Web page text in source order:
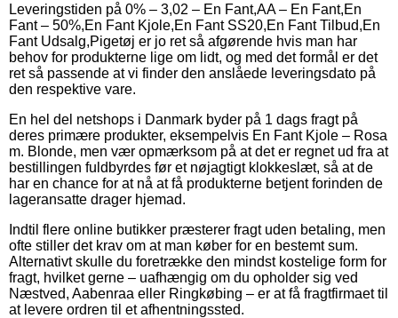
Leveringstiden på 0% – 3,02 – En Fant,AA – En Fant,En
Fant – 50%,En Fant Kjole,En Fant SS20,En Fant Tilbud,En
Fant Udsalg,Pigetøj er jo ret så afgørende hvis man har
behov for produkterne lige om lidt, og med det formål er det
ret så passende at vi finder den anslåede leveringsdato på
den respektive vare.
En hel del netshops i Danmark byder på 1 dags fragt på
deres primære produkter, eksempelvis En Fant Kjole – Rosa
m. Blonde, men vær opmærksom på at det er regnet ud fra at
bestillingen fuldbyrdes før et nøjagtigt klokkeslæt, så at de
har en chance for at nå at få produkterne betjent forinden de
lageransatte drager hjemad.
Indtil flere online butikker præsterer fragt uden betaling, men
ofte stiller det krav om at man køber for en bestemt sum.
Alternativt skulle du foretrække den mindst kostelige form for
fragt, hvilket gerne – uafhængig om du opholder sig ved
Næstved, Aabenraa eller Ringkøbing – er at få fragtfirmaet til
at levere ordren til et afhentningssted.